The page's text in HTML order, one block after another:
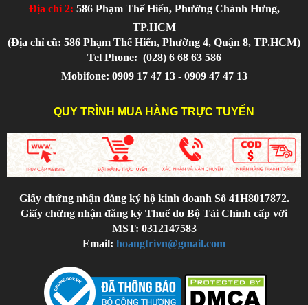
Địa chỉ 2: 586 Phạm Thế Hiển, Phường Chánh Hưng,
TP.HCM
(Địa chỉ cũ: 586 Phạm Thế Hiển, Phường 4, Quận 8, TP.HCM)
Tel Phone: (028) 6 68 63 586
Mobifone: 0909 17 47 13 - 0909 47 47 13
QUY TRÌNH MUA HÀNG TRỰC TUYẾN
Giấy chứng nhận đăng ký hộ kinh doanh Số 41H8017872.
Giấy chứng nhận đăng ký Thuế do Bộ Tài Chính cấp với
MST: 0312147583
Email: hoangtrivn@gmail.com